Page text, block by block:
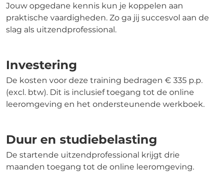
Jouw opgedane kennis kun je koppelen aan
praktische vaardigheden. Zo ga jij succesvol aan de
slag als uitzendprofessional.
Investering
De kosten voor deze training bedragen € 335 p.p.
(excl. btw). Dit is inclusief toegang tot de online
leeromgeving en het ondersteunende werkboek.
Duur en studiebelasting
De startende uitzendprofessional krijgt drie
maanden toegang tot de online leeromgeving.